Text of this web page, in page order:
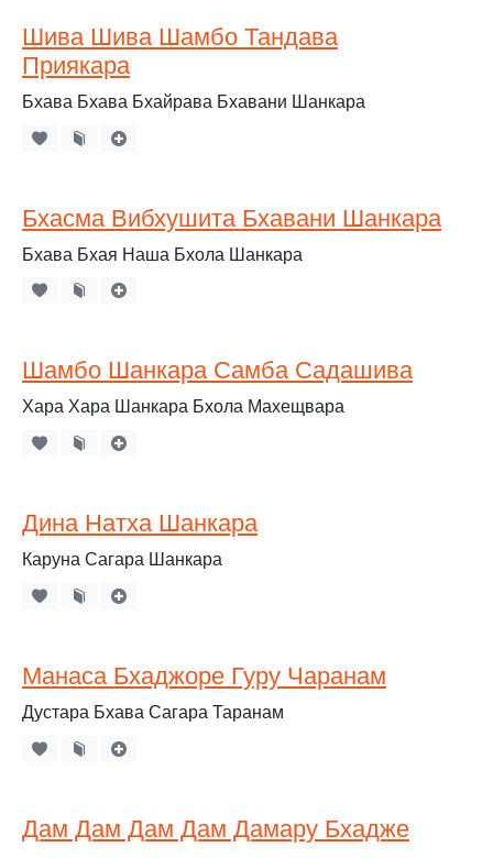
Шива Шива Шамбо Тандава
Приякара
Бхава Бхава Бхайрава Бхавани Шанкара
Бхасма Вибхушита Бхавани Шанкара
Бхава Бхая Наша Бхола Шанкара
Шамбо Шанкара Самба Садашива
Хара Хара Шанкара Бхола Махещвара
Дина Натха Шанкара
Каруна Сагара Шанкара
Манаса Бхаджоре Гуру Чаранам
Дустара Бхава Сагара Таранам
Дам Дам Дам Дам Дамару Бхадже